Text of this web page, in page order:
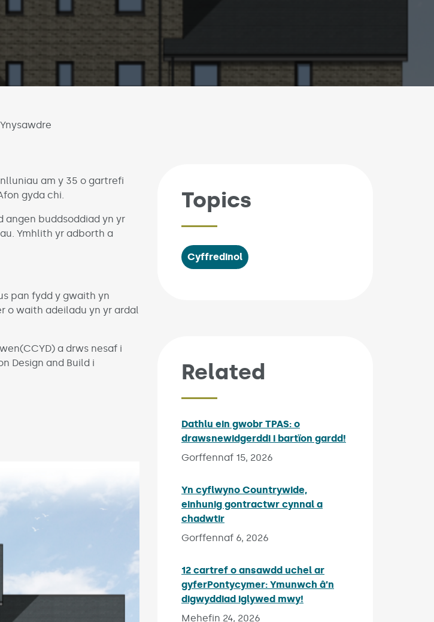
am y 35 o gartrefi
gyda chi.
angen buddsoddiad yn yr
Ymhlith yr adborth a
pan fydd y gwaith yn
o waith adeiladu yn yr ardal
a drws nesaf i
Design and Build i
Topics
Cyffredinol
Related
Dathlu ein gwobr TPAS: o
drawsnewidgerddi i bartïon gardd!
Gorffennaf 15, 2026
Yn cyflwyno Countrywide,
einhunig gontractwr cynnal a
chadwtirPublished on:
Gorffennaf 6, 2026
12 cartref o ansawdd uchel ar
gyferPontycymer: Ymunwch â’n
digwyddiad iglywed mwy!
Mehefin 24, 2026